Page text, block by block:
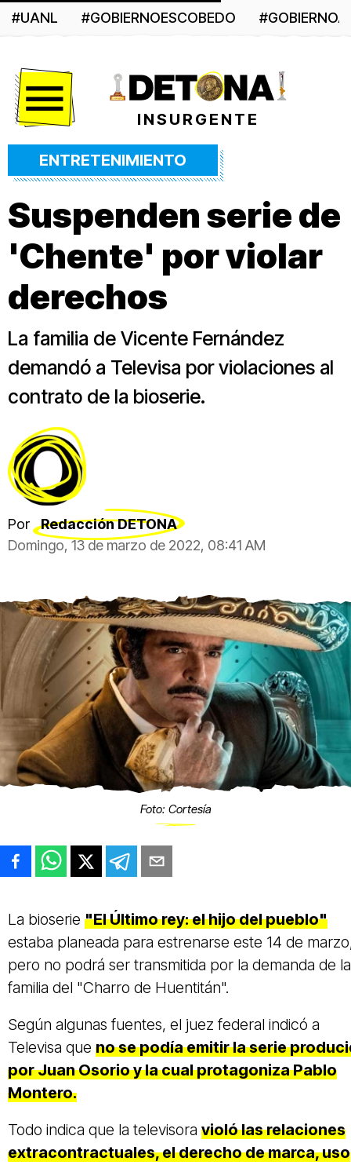
#UANL #GOBIERNOESCOBEDO
INSURGENTE
ENTRETENIMIENTO
Suspenden serie de
'Chente' por violar
derechos
La familia de Vicente Fernández
demandó a Televisa por violaciones al
contrato de la bioserie.
Por
Redacción DETONA
Domingo, 13 de marzo de 2022, 08:41 AM
Foto: Cortesía
La bioserie "El Último rey: el hijo del pueblo"
estaba planeada para estrenarse este 14 de
pero no podrá ser transmitida por la demanda de la
familia del "Charro de Huentitán".
Según algunas fuentes, el juez federal indicó a
Televisa que no se podía emitir la serie
por Juan Osorio y la cual protagoniza Pablo
Montero.
Todo indica que la televisora violó las relaciones
extracontractuales, el derecho de marca, uso